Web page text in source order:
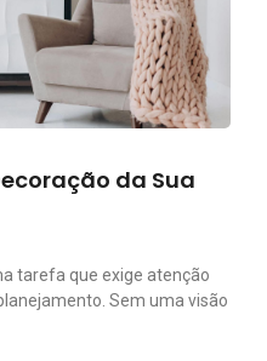
da Sua
tarefa que exige atenção
Sem uma visão